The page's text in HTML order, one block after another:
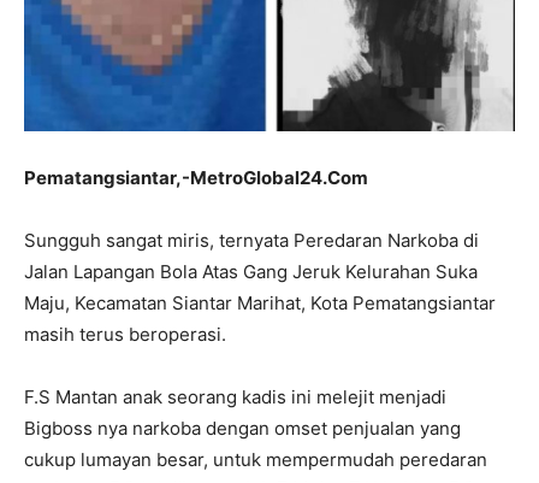
Pematangsiantar,-MetroGlobal24.Com
Sungguh sangat miris, ternyata Peredaran Narkoba di
Jalan Lapangan Bola Atas Gang Jeruk Kelurahan Suka
Maju, Kecamatan Siantar Marihat, Kota Pematangsiantar
masih terus beroperasi.
F.S Mantan anak seorang kadis ini melejit menjadi
Bigboss nya narkoba dengan omset penjualan yang
cukup lumayan besar, untuk mempermudah peredaran